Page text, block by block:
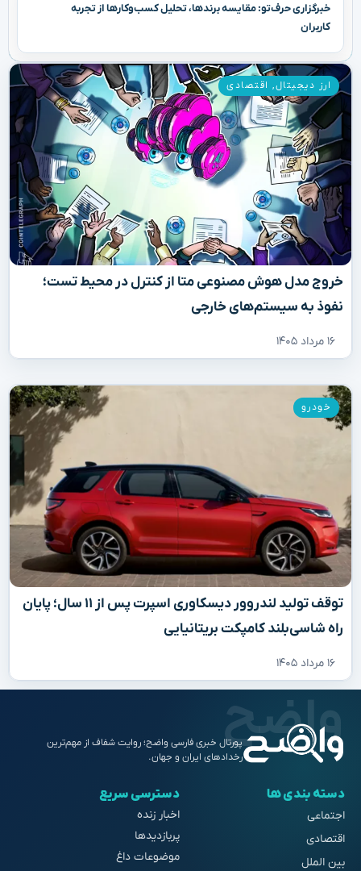
خبرگزاری حرف‌تو: مقایسه برندها، تحلیل کسب‌وکارها از تجربه
کاربران
خروج مدل هوش مصنوعی متا از کنترل در محیط تست؛
نفوذ به سیستم‌های خارجی
۱۶ مرداد ۱۴۰۵
ارز دیجیتال, اقتصادی
توقف تولید لندروور دیسکاوری اسپرت پس از ۱۱ سال؛ پایان
راه شاسی‌بلند کامپکت بریتانیایی
۱۶ مرداد ۱۴۰۵
خودرو
پورتال خبری فارسی واضح؛ روایت شفاف از مهم‌ترین
رخدادهای ایران و جهان.
دسته بندی ها
اجتماعی
اقتصادی
بین الملل
دسترسی سریع
اخبار زنده
پربازدیدها
موضوعات داغ